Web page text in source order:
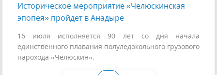
Историческое мероприятие «Челюскинская
эпопея» пройдет в Анадыре
16 июля исполняется 90 лет со дня начала
единственного плавания полуледокольного грузового
парохода «Челюскин».